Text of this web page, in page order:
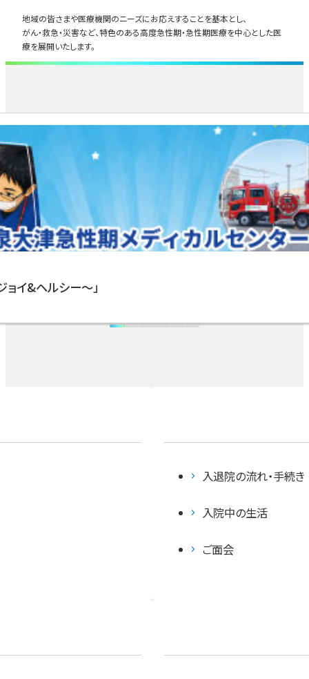
膠原病内科
精神神経科
消化器外科／下部消化管（小腸・大腸）
消化器外科／肝臓・胆道・膵臓
乳腺外科
呼吸器外科
心臓血管外科
理学療法室
言語聴覚療法室
臨床心理室
医療安全管理室
職員支援室
認定・指定
広報
活動・取り組み
全
予
受付時間・診療日は診療科により異なります。
外来担当医表
をご確認のうえご来院ください。
お問い合わせ 0570-02-1199
地域の皆さまや医療機関のニーズにお応えすることを基本とし、
がん・救急・災害など、特色のある高度急性期・急性期医療を中心とした医
療を展開いたします。
イ&ヘルシー～」
入退院の流れ・手続き
入院中の生活
ご面会